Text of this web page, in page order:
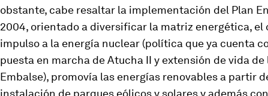
obstante, cabe resaltar la implementación del Plan
2004, orientado a diversificar la matriz energética, el
impulso a la energía nuclear (política que ya cuenta
puesta en marcha de Atucha II y extensión de vida
Embalse), promovía las energías renovables a partir
instalación de parques eólicos y solares y además